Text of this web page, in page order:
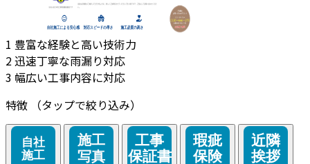
1 豊富な経験と高い技術力
2迅速丁寧な雨漏り対応
3 幅広い工事内容に対応
特徴
（タップで絞り込み）